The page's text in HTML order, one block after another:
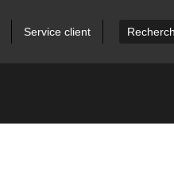
Service client